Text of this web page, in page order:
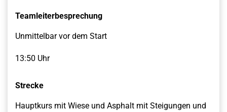
Teamleiterbesprechung
Unmittelbar vor dem Start
13:50 Uhr
Strecke
Hauptkurs mit Wiese und Asphalt mit Steigungen und